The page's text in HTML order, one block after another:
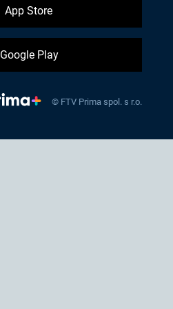
App Store
Google Play
© FTV Prima spol. s r.o.